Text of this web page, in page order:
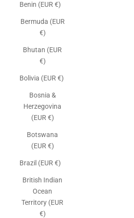
Benin (EUR €)
Bermuda (EUR
€)
Bhutan (EUR
€)
Bolivia (EUR €)
Bosnia &
Herzegovina
(EUR €)
Botswana
(EUR €)
Brazil (EUR €)
British Indian
Ocean
Territory (EUR
€)